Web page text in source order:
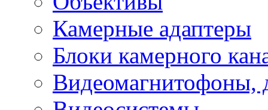
Камерные адаптеры
Блоки камерного
Видеомагнитофоны,